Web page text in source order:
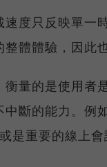
速度只反映單一
整體體驗，因此
衡量的是使用
中斷的能力。例
是重要的線上